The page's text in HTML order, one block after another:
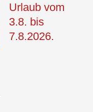
Urlaub vom
3.8. bis
7.8.2026.